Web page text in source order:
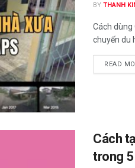
BY THANH
Cách
chuyến du
READ
Cách
trong